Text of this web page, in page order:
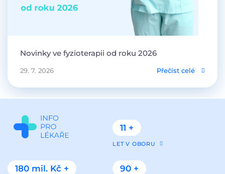
Novinky ve fyzioterapii od roku 2026
29. 7. 2026 Přečíst celé
11 +
LET V OBORU
180 mil. Kč + 90 +